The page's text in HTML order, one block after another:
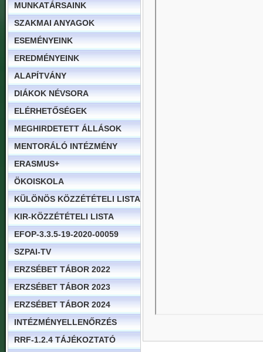
MUNKATÁRSAINK
SZAKMAI ANYAGOK
ESEMÉNYEINK
EREDMÉNYEINK
ALAPÍTVÁNY
DIÁKOK NÉVSORA
ELÉRHETŐSÉGEK
MEGHIRDETETT ÁLLÁSOK
MENTORÁLÓ INTÉZMÉNY
ERASMUS+
ÖKOISKOLA
KÜLÖNÖS KÖZZÉTÉTELI LISTA
KIR-KÖZZÉTÉTELI LISTA
EFOP-3.3.5-19-2020-00059
SZPAI-TV
ERZSÉBET TÁBOR 2022
ERZSÉBET TÁBOR 2023
ERZSÉBET TÁBOR 2024
INTÉZMÉNYELLENŐRZÉS
RRF-1.2.4 TÁJÉKOZTATÓ